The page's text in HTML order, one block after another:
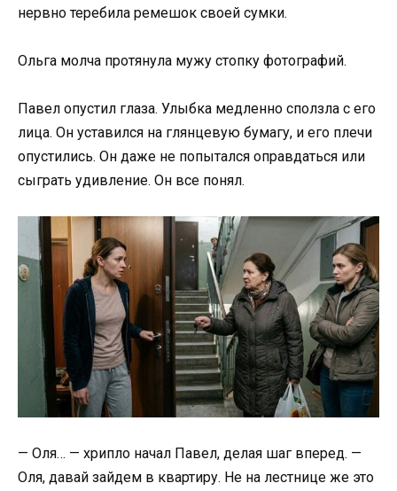
нервно теребила ремешок своей сумки.
Ольга молча протянула мужу стопку фотографий.
Павел опустил глаза. Улыбка медленно сползла с его
лица. Он уставился на глянцевую бумагу, и его плечи
опустились. Он даже не попытался оправдаться или
сыграть удивление. Он все понял.
— Оля… — хрипло начал Павел, делая шаг вперед. —
Оля, давай зайдем в квартиру. Не на лестнице же это